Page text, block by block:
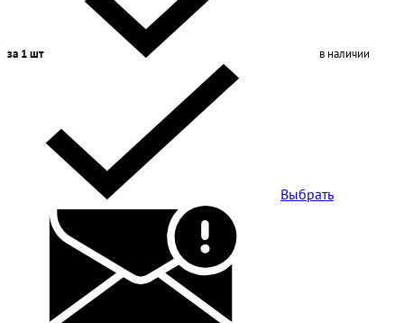
за 1 шт в наличии
Выбрать